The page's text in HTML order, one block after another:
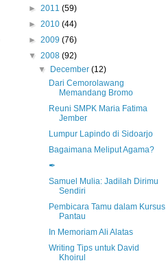
► 2011 (59)
► 2010 (44)
► 2009 (76)
▼ 2008 (92)
▼
December(12)
Dari Cemorolawang
Memandang Bromo
Reuni SMPK Maria Fatima
Jember
Lumpur Lapindo di Sidoarjo
Bagaimana Meliput Agama?
✒
Samuel Mulia: Jadilah Dirimu
Sendiri
Pembicara Tamu dalam Kursus
Pantau
In Memoriam Ali Alatas
Writing Tips untuk David
Khoirul